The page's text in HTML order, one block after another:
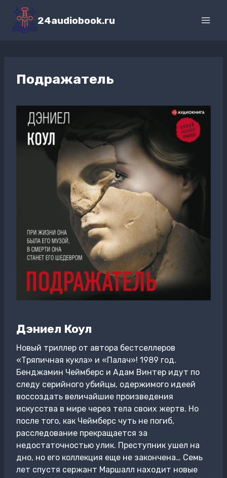
Перейти
содержимому
24audiobook.ru
Подражатель
Дэниел Коул
Новый триллер от автора бестселлеров
«Тряпичная кукла» и «Палач»! 1989 год.
Бенджамин Чеймберс и Адам Винтер идут по
следу серийного убийцы, одержимого идеей
воссоздать величайшие произведения
искусства в мире через тела своих жертв. Но
после того, как Чеймберс чуть не погиб,
расследование прекращается за
недостаточностью улик. Преступник ушел на
дно, но его коллекция еще не закончена… Семь
лет спустя сержант Маршалл находит новые